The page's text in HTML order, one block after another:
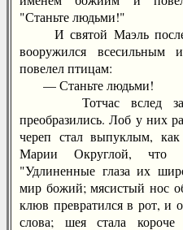
"Станьте людьми!"
И святой Маэль после
вооружился
повелел птицам:
— Станьте людьми!
Тотчас вслед за
преобразились. Лоб у них
череп стал выпуклым,
Марии Округлой, что
"Удлиненные глаза их
мир божий; мясистый нос
клюв превратился в рот, и
слова; шея стала